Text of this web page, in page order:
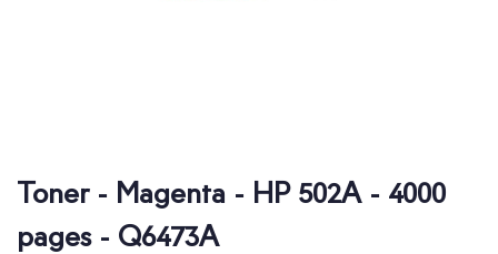
Toner - Magenta - HP 502A - 4000
pages - Q6473A